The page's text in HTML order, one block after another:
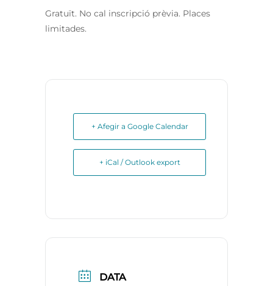
Gratuït. No cal inscripció prèvia. Places
limitades.
+ Afegir a Google Calendar
+ iCal / Outlook export
DATA